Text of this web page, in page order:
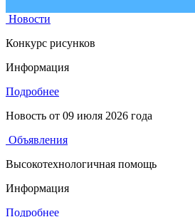
Новости
Конкурс рисунков
Информация
Подробнее
Новость от 09 июля 2026 года
Объявления
Высокотехнологичная помощь
Информация
Подробнее